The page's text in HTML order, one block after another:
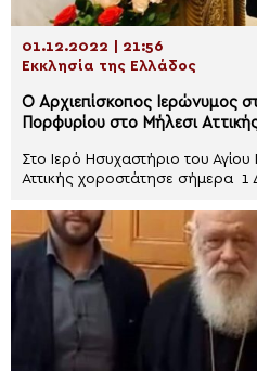
01.12.2022 | 21:56
Εκκλησία της Ελλάδος
Ο Αρχιεπίσκοπος Ιερώνυμος
Πορφυρίου στο Μήλεσι
Στο Ιερό Ησυχαστήριο του
Αττικής χοροστάτησε σήμερα 1